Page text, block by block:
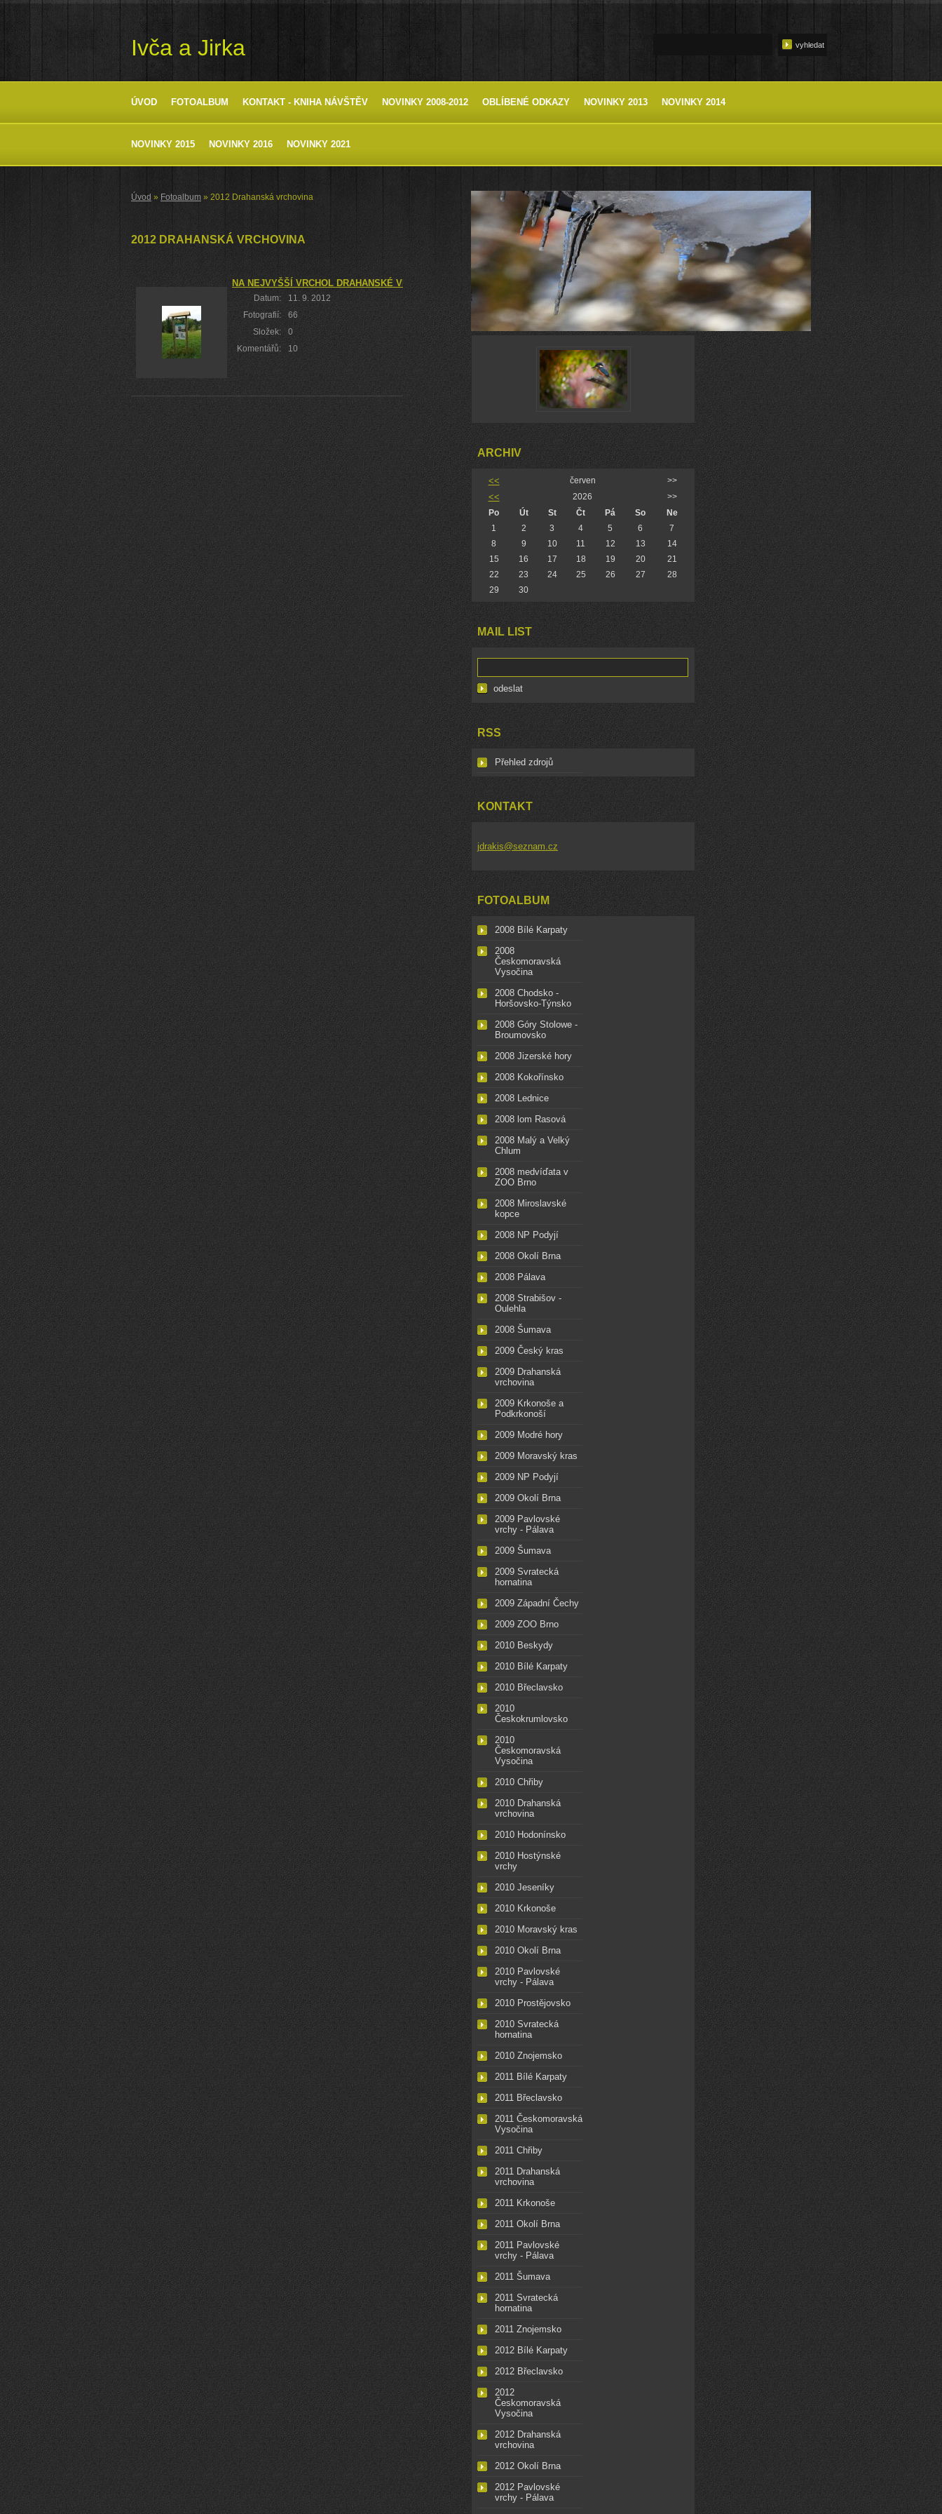
Ivča a Jirka
ÚVOD FOTOALBUM KONTAKT - KNIHA NÁVŠTĚV NOVINKY 2008-2012 OBLÍBENÉ ODKAZY NOVINKY 2013 NOVINKY 2014
NOVINKY 2015 NOVINKY 2016 NOVINKY 2021
Úvod » Fotoalbum » 2012 Drahanská vrchovina
2012 DRAHANSKÁ VRCHOVINA
NA NEJVYŠŠÍ VRCHOL DRAHANSKÉ VRCHOVINY, K PRAMENI PUNKVY, KTERÝ JE PRAMENEM LUHY A ZA HOŘEČKEM MNOHOTVARÝM
Datum:
11. 9. 2012
Fotografií:
66
Složek:
0
Komentářů:
10
ARCHIV
<< červen >>
<< 2026
>>
Po
Út St Čt Pá So
Ne
1
2 3 4 5 6
7
8
9 10 11 12 13
14
15
16 17 18 19 20
21
22
23 24 25 26 27
28
29
30
MAIL LIST
RSS
Přehled zdrojů
KONTAKT
jdrakis@seznam.cz
FOTOALBUM
2008 Bílé Karpaty
2008
Českomoravská
Vysočina
2008 Chodsko -
Horšovsko-Týnsko
2008 Góry Stolowe -
Broumovsko
2008 Jizerské hory
2008 Kokořínsko
2008 Lednice
2008 lom Rasová
2008 Malý a Velký
Chlum
2008 medvíďata v
ZOO Brno
2008 Miroslavské
kopce
2008 NP Podyjí
2008 Okolí Brna
2008 Pálava
2008 Strabišov -
Oulehla
2008 Šumava
2009 Český kras
2009 Drahanská
vrchovina
2009 Krkonoše a
Podkrkonoší
2009 Modré hory
2009 Moravský kras
2009 NP Podyjí
2009 Okolí Brna
2009 Pavlovské
vrchy - Pálava
2009 Šumava
2009 Svratecká
hornatina
2009 Západní Čechy
2009 ZOO Brno
2010 Beskydy
2010 Bílé Karpaty
2010 Břeclavsko
2010
Českokrumlovsko
2010
Českomoravská
Vysočina
2010 Chřiby
2010 Drahanská
vrchovina
2010 Hodonínsko
2010 Hostýnské
vrchy
2010 Jeseníky
2010 Krkonoše
2010 Moravský kras
2010 Okolí Brna
2010 Pavlovské
vrchy - Pálava
2010 Prostějovsko
2010 Svratecká
hornatina
2010 Znojemsko
2011 Bílé Karpaty
2011 Břeclavsko
2011 Českomoravská
Vysočina
2011 Chřiby
2011 Drahanská
vrchovina
2011 Krkonoše
2011 Okolí Brna
2011 Pavlovské
vrchy - Pálava
2011 Šumava
2011 Svratecká
hornatina
2011 Znojemsko
2012 Bílé Karpaty
2012 Břeclavsko
2012
Českomoravská
Vysočina
2012 Drahanská
vrchovina
2012 Okolí Brna
2012 Pavlovské
vrchy - Pálava